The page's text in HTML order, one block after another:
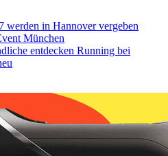
in Hannover vergeben
München
entdecken Running bei